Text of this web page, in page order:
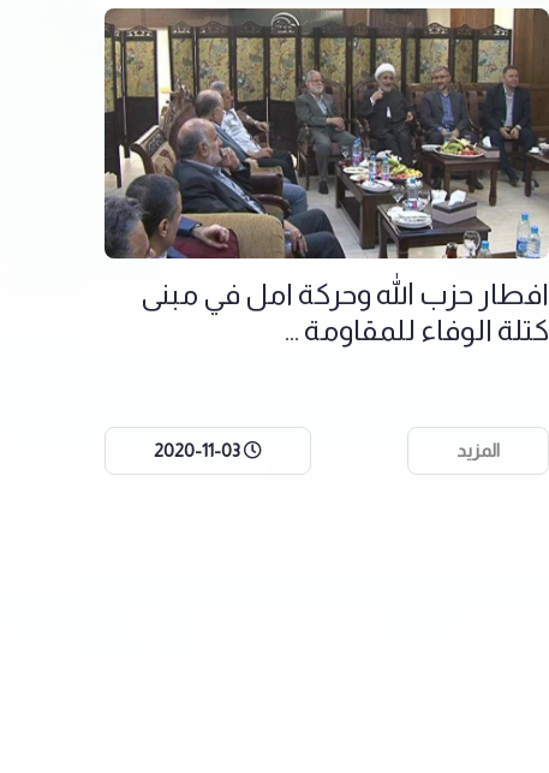
افطار حزب الله وحركة امل في مبنى
كتلة الوفاء للمقاومة ...
المزيد